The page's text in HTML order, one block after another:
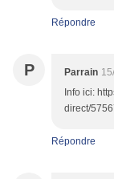
Répondre
P Parrain
Info ici:
direct/
Répondre